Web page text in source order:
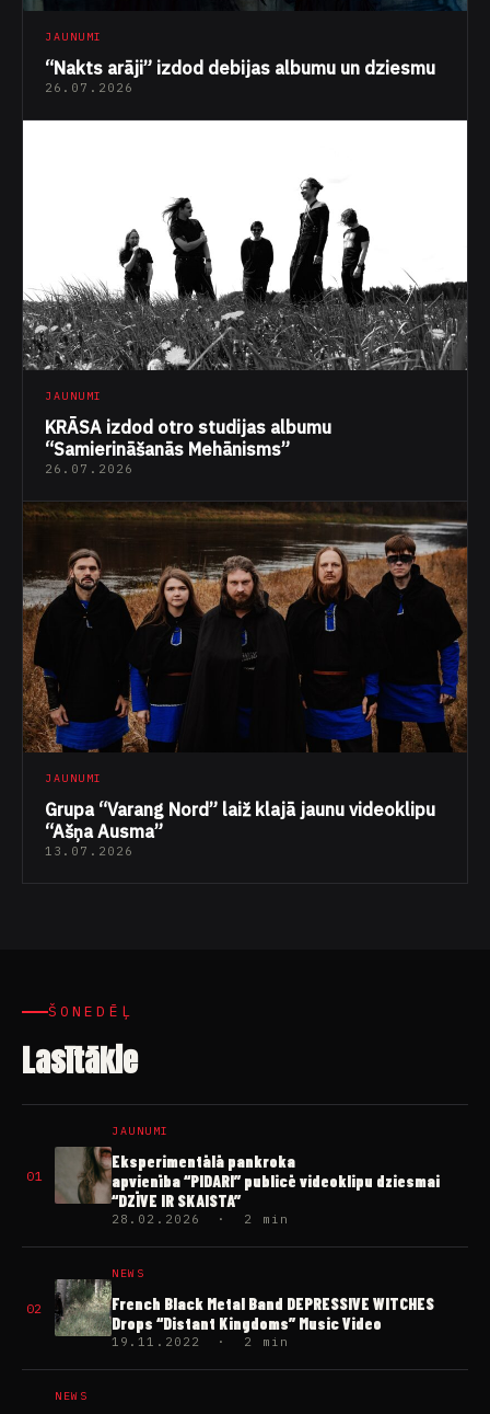
JAUNUMI
“Nakts arāji” izdod debijas albumu un dziesmu
26.07.2026
JAUNUMI
KRĀSA izdod otro studijas albumu
“Samierināšanās Mehānisms”
26.07.2026
JAUNUMI
Grupa “Varang Nord” laiž klajā jaunu videoklipu
“Ašņa Ausma”
13.07.2026
ŠONEDĒĻ
Lasītākie
01
JAUNUMI
Eksperimentālā pankroka
apvienība “PIDARI” publicē videoklipu dziesmai
“DZĪVE IR SKAISTA”
28.02.2026 · 2 min
02
NEWS
French Black Metal Band DEPRESSIVE WITCHES
Drops “Distant Kingdoms” Music Video
19.11.2022 · 2 min
NEWS